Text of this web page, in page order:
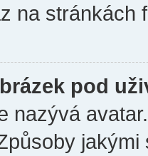
na stránkách
pod
nazývá